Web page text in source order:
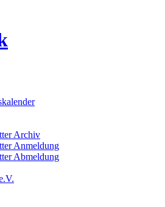
Archiv
Anmeldung
Abmeldung